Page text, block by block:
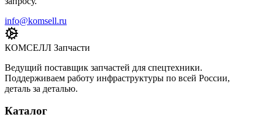
info@komsell.ru
КОМСЕЛЛ Запчасти
Ведущий поставщик запчастей для спецтехники.
Поддерживаем работу инфраструктуры по всей России,
деталь за деталью.
Каталог